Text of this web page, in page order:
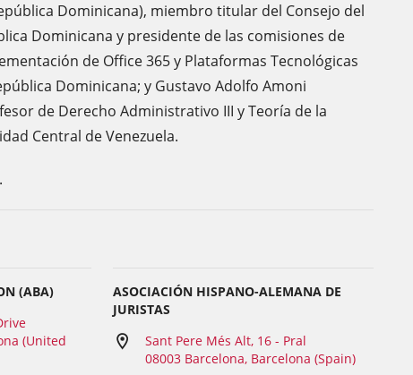
Dominicana), miembro titular del Consejo del
Dominicana y presidente de las comisiones de
de Office 365 y Plataformas Tecnológicas
Dominicana; y Gustavo Adolfo Amoni
de Derecho Administrativo III y Teoría de la
Central de Venezuela.
.
(ABA)
(United
ASOCIACIÓN HISPANO-ALEMANA DE
JURISTAS
Sant Pere Més Alt, 16 - Pral
08003 Barcelona, Barcelona (Spain)